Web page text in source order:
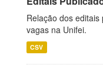
Relação dos
vagas na Unifei.
CSV